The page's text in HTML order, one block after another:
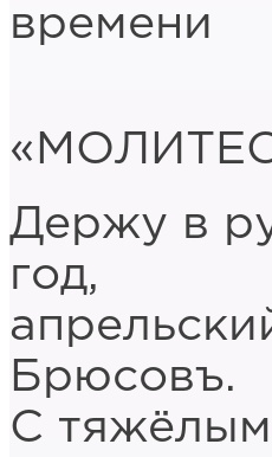
времени
Держу в
год,
Брюсовъ.
С